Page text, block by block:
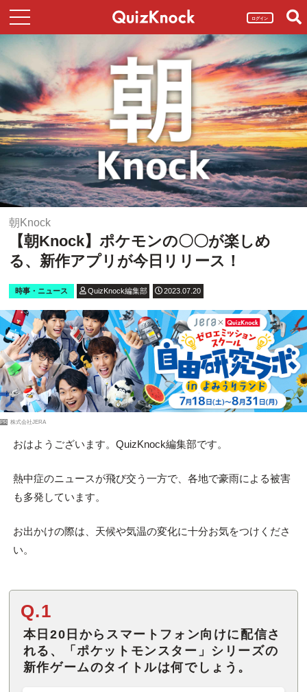
ログイン
朝Knock
【朝Knock】ポケモンの〇〇が楽しめ
る、新作アプリが今日リリース！
時事・ニュース QuizKnock編集部 2023.07.20
PR 株式会社JERA
おはようございます。QuizKnock編集部です。
熱中症のニュースが飛び交う一方で、各地で豪雨による被害
も多発しています。
お出かけの際は、天候や気温の変化に十分お気をつけくださ
い。
Q.1
本日20日からスマートフォン向けに配信さ
れる、「ポケットモンスター」シリーズの
新作ゲームのタイトルは何でしょう。